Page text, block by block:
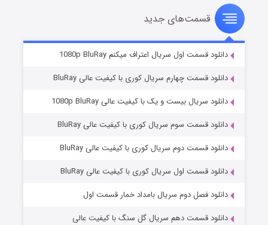
سریال زشت
قسمت۲ (زیرنویس) منتشر شد
مردگان متحرک: شهر مرده ۳
قسمت۲ (زیرنویس) منتشر شد
قسمت‌های جدید
دانلود قسمت اول سریال اعتراف میکنم 1080p BluRay
دانلود قسمت چهارم سریال کوری با کیفیت عالی BluRay
دانلود سریال بیست و یک با کیفیت عالی 1080p BluRay
دانلود قسمت سوم سریال کوری با کیفیت عالی BluRay
دانلود قسمت دوم سریال کوری با کیفیت عالی BluRay
دانلود قسمت اول سریال کوری با کیفیت عالی BluRay
دانلود فصل دوم سریال بامداد خمار قسمت اول
دانلود قسمت دهم سریال گل سنگ با کیفیت عالی